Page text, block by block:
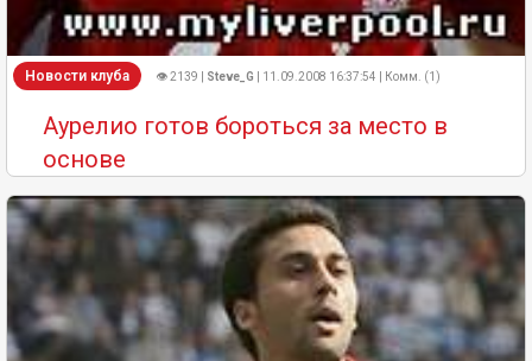
Новости клуба 👁 2139 | Steve_G | 11.09.2008 16:37:54 | Комм. (1)
Аурелио готов бороться за место в
основе